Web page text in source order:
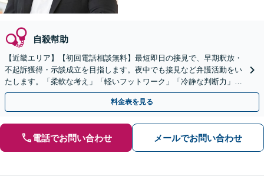
自殺幇助
【近畿エリア】【初回電話相談無料】最短即日の接見で、早期釈放・
不起訴獲得・示談成立を目指します。夜中でも接見など弁護活動をい
たします。「柔軟な考え」「軽いフットワーク」「冷静な判断力」
で、解決へと導きます【ご依頼後LINE相談可】
料金表を見る
電話でお問い合わせ メールでお問い合わせ